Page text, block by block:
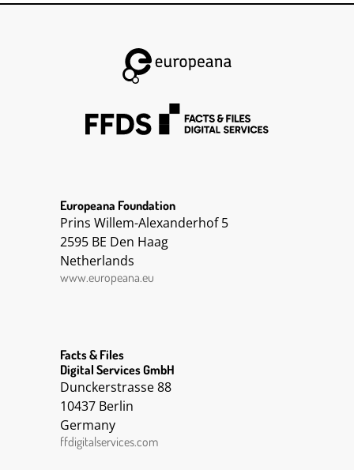
Europeana Foundation
Prins Willem-Alexanderhof 5
2595 BE Den Haag
Netherlands
www.europeana.eu
Facts & Files
Digital Services GmbH
Dunckerstrasse 88
10437 Berlin
Germany
ffdigitalservices.com